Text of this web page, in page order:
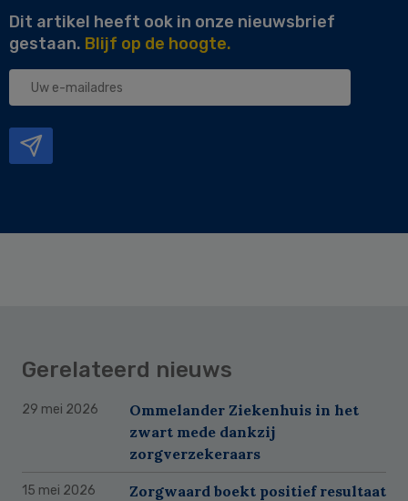
Dit artikel heeft ook in onze nieuwsbrief
gestaan. Blijf op de hoogte.
Uw
Gerelateerd nieuws
29 mei 2026
Ommelander Ziekenhuis in het
zwart mede dankzij
zorgverzekeraars
15 mei 2026
Zorgwaard boekt positief resultaat